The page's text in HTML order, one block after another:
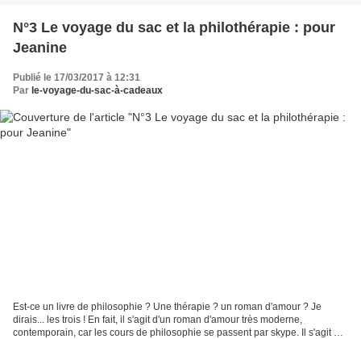
N°3 Le voyage du sac et la philothérapie : pour
Jeanine
Publié le 17/03/2017 à 12:31
Par le-voyage-du-sac-à-cadeaux
Est-ce un livre de philosophie ? Une thérapie ? un roman d'amour ? Je
dirais... les trois ! En fait, il s'agit d'un roman d'amour très moderne,
contemporain, car les cours de philosophie se passent par skype. Il s'agit de